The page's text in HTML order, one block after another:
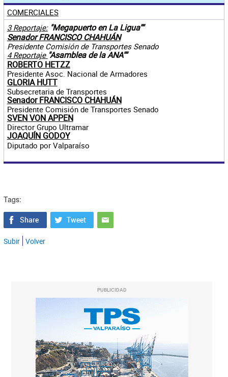
COMERCIALES
3 Reportaje:"Megapuerto en La Ligua""
Senador FRANCISCO CHAHUÁN
Presidente Comisión de Transportes Senado
4 Reportaje "Asamblea de la ANA""
ROBERTO HETZZ
Presidente Asoc. Nacional de Armadores
GLORIA HUTT
Subsecretaria de Transportes
Senador FRANCISCO CHAHUÁN
Presidente Comisión de Transportes Senado
SVEN VON APPEN
Director Grupo Ultramar
JOAQUÍN GODOY
Diputado por Valparaíso
Tags:
Subir Volver
PUBLICIDAD